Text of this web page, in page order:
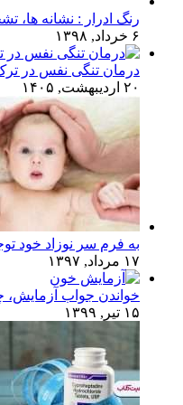
رنگ ادرار : نشانه ها،
۶ خرداد, ۱۳۹۸
درمان تنگی نفس در ترک
۲۰ اردیبهشت, ۱۴۰۵
به فرم سر نوزاد خود
۱۷ مرداد, ۱۳۹۷
خواندن جواب آزمایش،
۱۵ تیر, ۱۳۹۹